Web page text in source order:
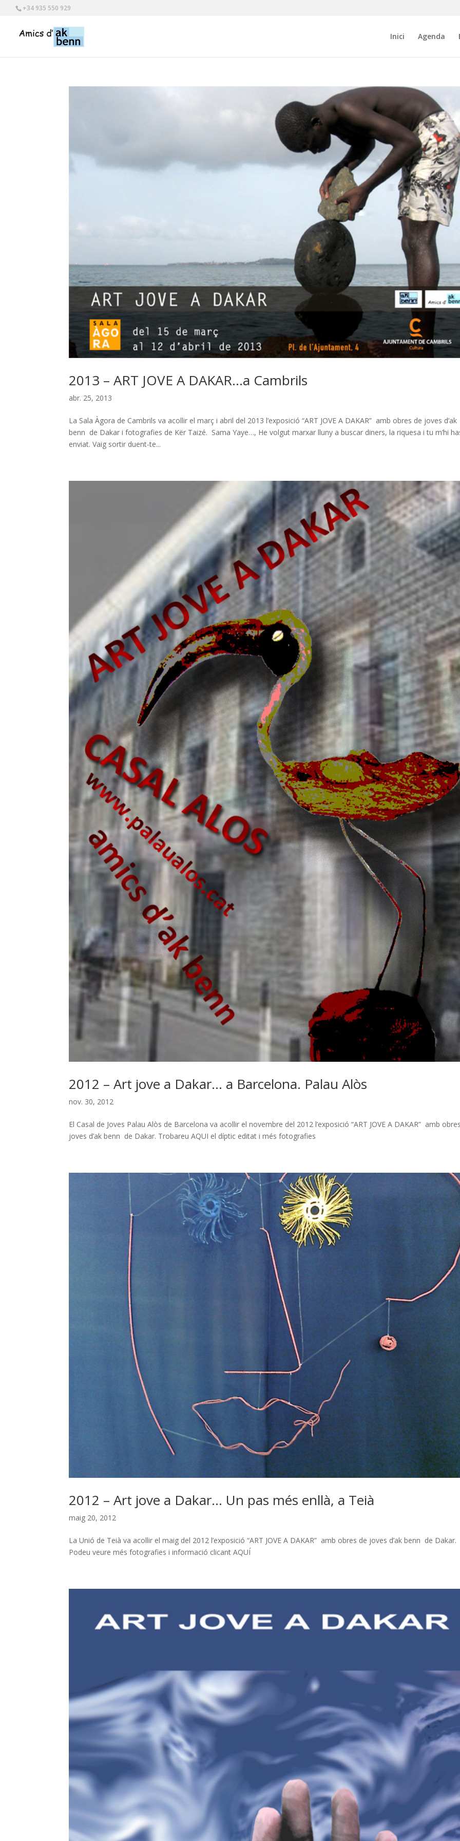
+34 935 550 929
Inici Agenda
2013 – ART JOVE A DAKAR…a Cambrils
abr. 25, 2013
La Sala Àgora de Cambrils va acollir el març i abril del 2013 l’exposició “ART JOVE A DAKAR” amb obres de joves d’ak
benn de Dakar i fotografies de Kër Taizé. Sama Yaye…, He volgut marxar lluny a buscar diners, la riquesa i tu m’hi
enviat. Vaig sortir duent-te...
2012 – Art jove a Dakar… a Barcelona. Palau Alòs
nov. 30, 2012
El Casal de Joves Palau Alòs de Barcelona va acollir el novembre del 2012 l’exposició “ART JOVE A DAKAR” amb
joves d’ak benn de Dakar. Trobareu AQUI el díptic editat i més fotografies
2012 – Art jove a Dakar… Un pas més enllà, a Teià
maig 20, 2012
La Unió de Teià va acollir el maig del 2012 l’exposició “ART JOVE A DAKAR” amb obres de joves d’ak benn de Dakar.
Podeu veure més fotografies i informació clicant AQUÍ